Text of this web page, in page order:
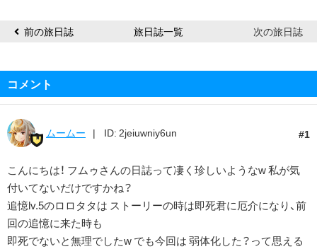
前の旅日誌 旅日誌一覧 次の旅日誌
コメント
1
ムームー ID: 2jeiuwniy6un
こんにちは！ フムゥさんの日誌って凄く珍しいようなw 私が気
付いてないだけですかね？
追憶lv.5のロロタタは ストーリーの時は即死君に厄介になり、前
回の追憶に来た時も
即死でないと無理でしたw でも今回は 弱体化した？って思える